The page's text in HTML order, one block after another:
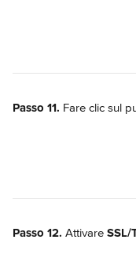
Passo 11. Fare clic sul
Passo 12. Attivare SSL/